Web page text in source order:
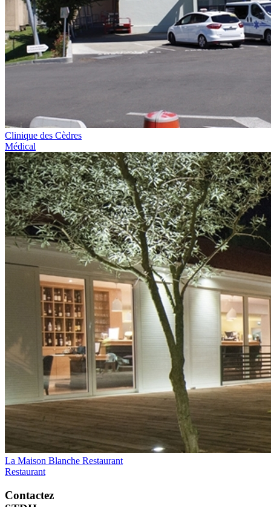
Clinique des Cèdres
Médical
La Maison Blanche Restaurant
Restaurant
Contactez